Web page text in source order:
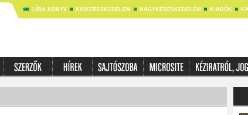
LÍRA KÖNYV KISKERESKEDELEM NAGYKERESKEDELEM KIADÓK